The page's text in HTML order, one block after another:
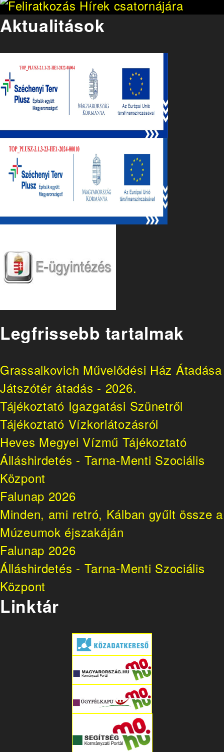
Aktualitások
Legfrissebb tartalmak
Grassalkovich Művelődési Ház Átadása
Játszótér átadás - 2026.
Tájékoztató Igazgatási Szünetről
Tájékoztató Vízkorlátozásról
Heves Megyei Vízmű Tájékoztató
Álláshirdetés - Tarna-Menti Szociális
Központ
Falunap 2026
Minden, ami retró, Kálban gyűlt össze a
Múzeumok éjszakáján
Falunap 2026
Álláshirdetés - Tarna-Menti Szociális
Központ
Linktár